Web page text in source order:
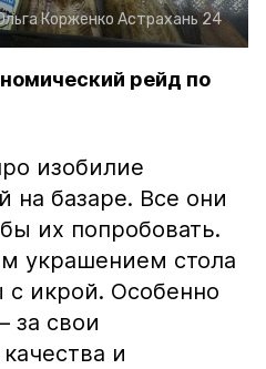
Корженко Астрахань 24
рейд по
изобилие
на базаре. Все они
их попробовать.
украшением стола
с икрой. Особенно
за свои
и